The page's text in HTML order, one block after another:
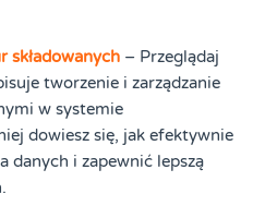
składowanych – Przeglądaj
tworzenie i zarządzanie
w systemie
dowiesz się, jak efektywnie
danych i zapewnić lepszą